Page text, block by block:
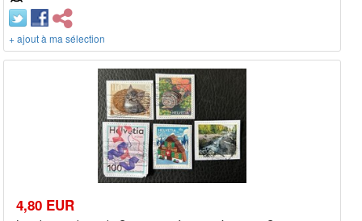
+ ajout à ma sélection
4,80 EUR